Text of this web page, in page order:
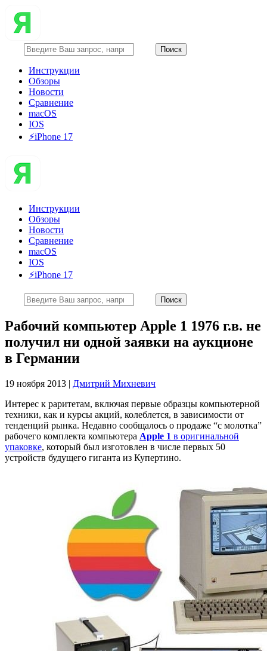
Инструкции
Обзоры
Новости
Сравнение
macOS
IOS
⚡️iPhone 17
Инструкции
Обзоры
Новости
Сравнение
macOS
IOS
⚡️iPhone 17
Рабочий компьютер Apple 1 1976 г.в. не
получил ни одной заявки на аукционе
в Германии
19 ноября 2013 | Дмитрий Михневич
Интерес к раритетам, включая первые образцы компьютерной
техники, как и курсы акций, колеблется, в зависимости от
тенденций рынка. Недавно сообщалось о продаже “с молотка”
рабочего комплекта компьютера Apple 1 в оригинальной
упаковке, который был изготовлен в числе первых 50
устройств будущего гиганта из Купертино.